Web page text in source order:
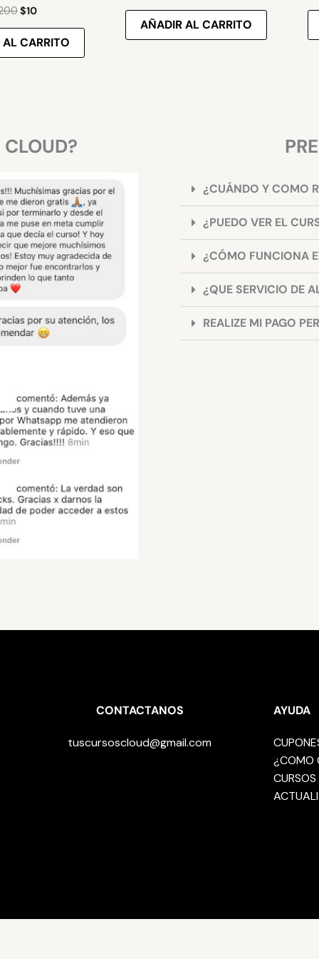
$10
CARRITO
AÑADIR AL CARRITO
¿CUÁNDO Y COMO
¿PUEDO VER EL
¿CÓMO FUNCIONA
¿QUE SERVICIO DE
REALIZE MI PAGO
CONTACTANOS
tuscursoscloud@gmail.com
AYUDA
¿COMO